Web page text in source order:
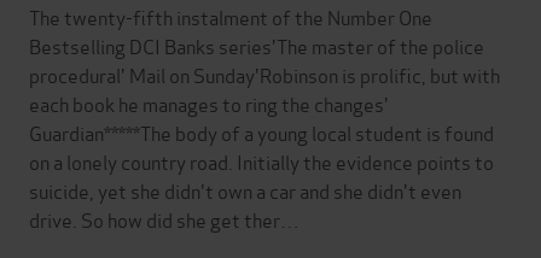
The twenty-fifth instalment of the Number One
Bestselling DCI Banks series'The master of the police
procedural' Mail on Sunday'Robinson is prolific, but with
each book he manages to ring the changes'
Guardian*****The body of a young local student is found
on a lonely country road. Initially the evidence points to
suicide, yet she didn't own a car and she didn't even
drive. So how did she get ther…